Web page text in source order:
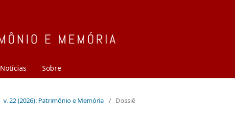
Notícias Sobre
v. 22 (2026): Patrimônio e Memória / Dossiê